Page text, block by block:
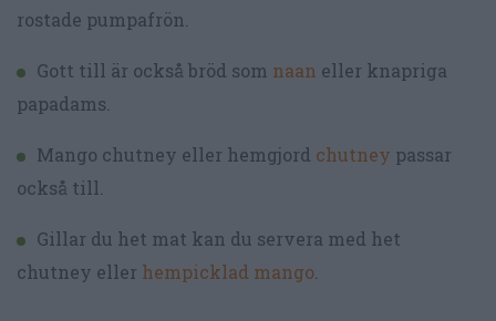
rostade pumpafrön.
Gott till är också bröd som naan eller knapriga
papadams.
Mango chutney eller hemgjord chutney passar
också till.
Gillar du het mat kan du servera med het
chutney eller hempicklad mango.